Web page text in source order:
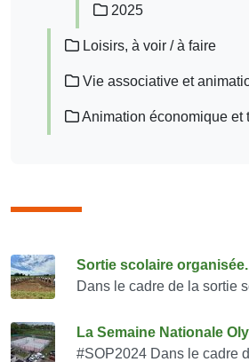
2025
Loisirs, à voir / à faire
Vie associative et
Animation économique et
ConsulterSortie scolaire
Dans le cadre de la sortie
La Semaine Nationale
#SOP2024 Dans le cadre